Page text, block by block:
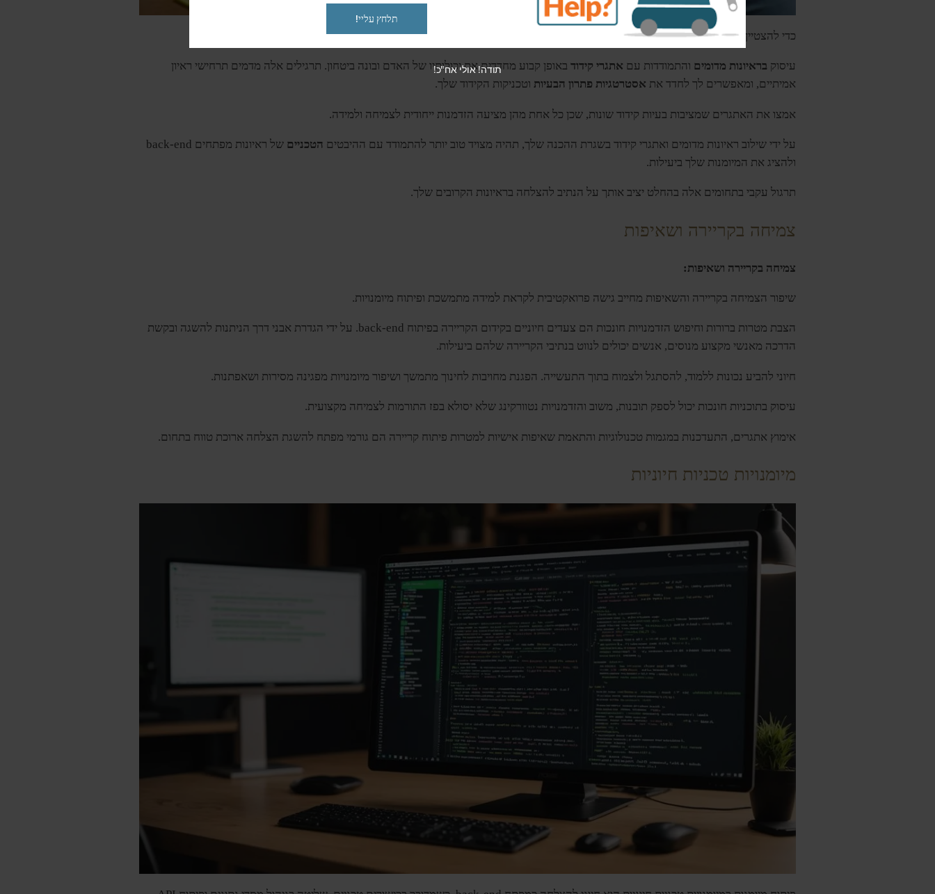
כדי להצטיין בראיונותעם מפתחים עורפיים עקבית כדי לחדד את כישורי הקידוד ולשפר את יכולות פתרון הבעיות.
עיסוק בראיונות מדומים והתמודדות עם אתגרי קידוד באופן קבוע מחדדים את יכולותיו של האדם ובונה ביטחון. תרגילים אלה מדמים תרחישי ראיון
אמיתיים, ומאפשרים לך לחדד את אסטרטגיות פתרון הבעיות וטכניקות הקידוד שלך.
אמצו את האתגרים שמציבות בעיות קידוד שונות, שכן כל אחת מהן מציעה הזדמנות ייחודית לצמיחה ולמידה.
על ידי שילוב ראיונות מדומים ואתגרי קידוד בשגרת ההכנה שלך, תהיה מצויד טוב יותר להתמודד עם ההיבטים הטכניים
של ראיונות מפתחים back-end
ולהציג את המיומנות שלך ביעילות.
תרגול עקבי בתחומים אלה בהחלט יציב אותך על הנתיב להצלחה בראיונות הקרובים שלך.
צמיחה בקריירה ושאיפות
צמיחה בקריירה ושאיפות:
שיפור הצמיחה בקריירה והשאיפות מחייב גישה פרואקטיבית לקראת למידה מתמשכת ופיתוח מיומנויות.
הצבת מטרות ברורות וחיפוש הזדמנויות חונכות הם צעדים חיוניים בקידום הקריירה בפיתוח back-end. על ידי הגדרת אבני דרך הניתנות להשגה ובקשת
הדרכה מאנשי מקצוע מנוסים, אנשים יכולים לנווט בנתיבי הקריירה שלהם ביעילות.
חיוני להביע נכונות ללמוד, להסתגל ולצמוח בתוך התעשייה. הפגנת מחויבות לחינוך מתמשך ושיפור מיומנויות מפגינה מסירות ושאפתנות.
עיסוק בתוכניות חונכות יכול לספק תובנות, משוב והזדמנויות נטוורקינג שלא יסולא בפז התורמות לצמיחה מקצועית.
אימוץ אתגרים, התעדכנות במגמות טכנולוגיות והתאמת שאיפות אישיות למטרות פיתוח קריירה הם גורמי מפתח להשגת הצלחה ארוכת טווח בתחום.
מיומנויות טכניות חיוניות
תלחץ עליי!
תודה! אולי אח"כ!